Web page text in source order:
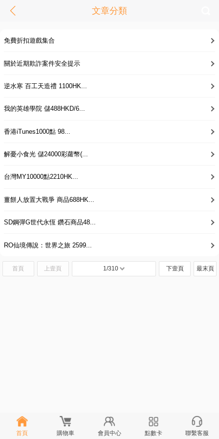
文章分類
免費折扣遊戲集合
關於近期欺詐案件安全提示
逆水寒 百工天造禮 1100HK...
我的英雄學院 儲488HKD/6...
香港iTunes1000點 98...
解憂小食光 儲24000彩蘿幣(...
台灣MY10000點2210HK...
薑餅人放置大戰爭 商品688HK...
SD鋼彈G世代永恆 鑽石商品48...
RO仙境傳說：世界之旅 2599...
首頁 上壹頁 1/310 下壹頁 最末頁
首頁 購物車 會員中心 點數卡 聯繫客服